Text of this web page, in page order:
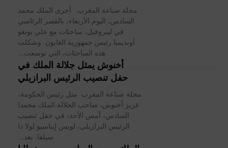
مجلة صناعة المغرب أجرى الملك محمد
السادس، اليوم الأربعاء، بالقصر الرئاسي
في ليبروفيل، مباحثات مع علي بونغو
أونديمبا رئيس جمهورية الغابون. وشكلت
هذه المباحثات، التي توسعت...
أخنوش يمثل جلالة الملك في
حفل تنصيب الرئيس البرازيلي
مجلة صناعة المغرب مثل رئيس الحكومة،
عزيز أخنوش، صاحب الجلالة الملك محمدا
السادس، أمس الأحد، في حفل تنصيب
الرئيس البرازيلي، لويس إيناسيو لولا دا
سيلفا. بعد...